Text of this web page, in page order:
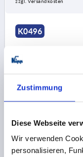
Zustimmung
Diese Webseite
Wir verwenden
personalisieren,
K0496
A=40, TYP=40,